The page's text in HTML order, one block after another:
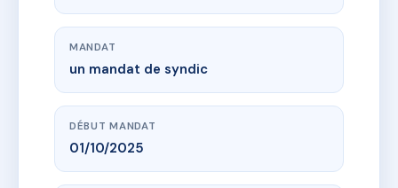
MANDAT
un mandat de syndic
DÉBUT MANDAT
01/10/2025